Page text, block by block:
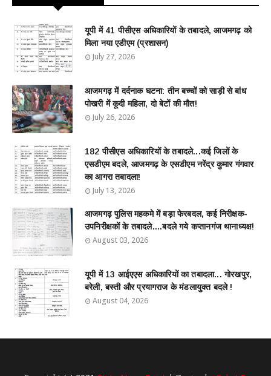
यूपी में 41 पीसीएस अधिकारियों के तबादले, आजमगढ़ को
मिला नया एडीएम (प्रशासन)
July 27, 2026
आजमगढ़ में दर्दनाक घटना: तीन बच्चों को साड़ी से बांध
पोखरी में कूदी महिला, दो बेटों की मौत!
July 26, 2026
182 पीसीएस अधिकारियों के तबादले...कई जिलों के
एसडीएम बदले, आजमगढ़ के एसडीएम नरेंद्र कुमार गंगवार
का आगरा तबादला!
July 13, 2026
आजमगढ़ पुलिस महकमे में बड़ा फेरबदल, कई निरीक्षक-
उपनिरीक्षकों के तबादले....बदले गये कप्तानगंज थानाध्यक्ष!
August 03, 2026
यूपी में 13 आईएएस अधिकारियों का तबादला... गोरखपुर,
बरेली, बस्ती और प्रयागराज के मंडलायुक्त बदले !
August 04, 2026